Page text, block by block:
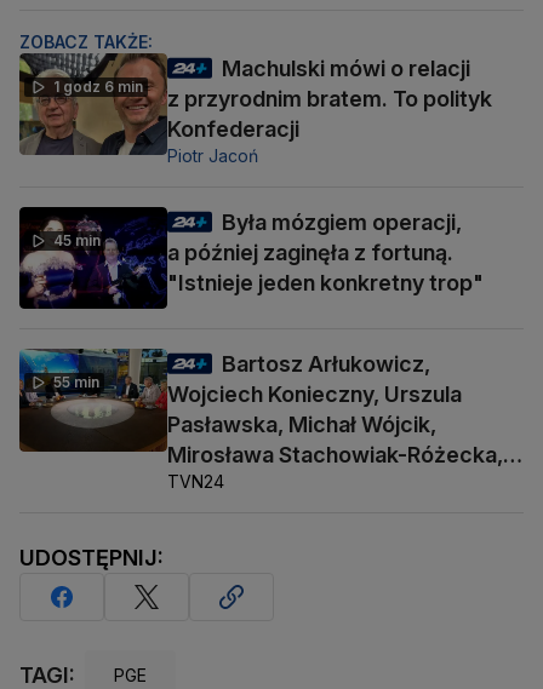
ZOBACZ TAKŻE:
1 godz 6 min
Machulski mówi o relacji
z przyrodnim bratem. To polityk
Konfederacji
Piotr Jacoń
45 min
Była mózgiem operacji,
a później zaginęła z fortuną.
"Istnieje jeden konkretny trop"
55 min
Bartosz Arłukowicz,
Wojciech Konieczny, Urszula
Pasławska, Michał Wójcik,
Mirosława Stachowiak-Różecka,
Barbara Socha
TVN24
UDOSTĘPNIJ:
TAGI: PGE